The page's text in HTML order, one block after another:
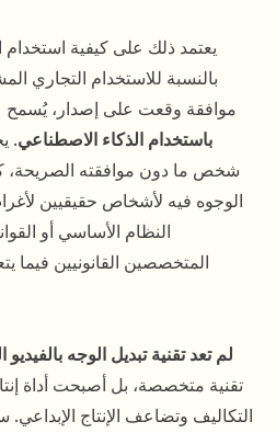
يعتمد ذلك على كيفية استخدام
بالنسبة للاستخدام التجاري
موافقة وقعت على إصدار، يُسمح
باستخدام الذكاء الاصطناعي.
شخص ما دون موافقته الصريحة،
الوجوه فيه لأشخاص حقيقيين
النظام الأساسي أو
المتخصصين القانونيين فيما
لم تعد تقنية تبديل الوجه
تقنية متخصصة، بل أصبحت أداة
التكاليف وتضاعف الإنتاج